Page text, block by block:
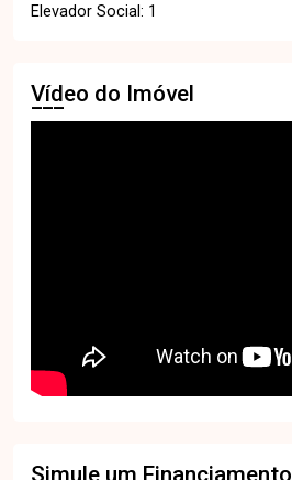
Elevador Social: 1
Vídeo do Imóvel
Simule um Financiamento